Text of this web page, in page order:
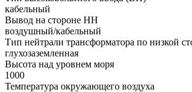
кабельный
Вывод на стороне НН
воздушный/кабельный
Тип нейтрали трансформатора по низкой
глухозаземленная
Высота над уровнем моря
1000
Температура окружающего воздуха